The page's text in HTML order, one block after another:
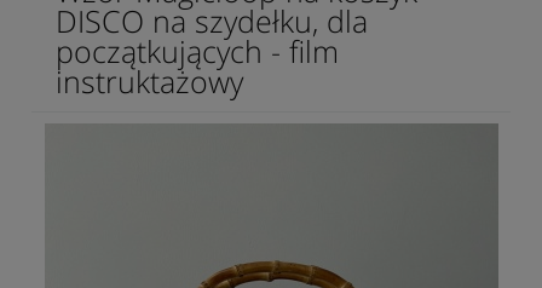
DISCO na szydełku, dla
początkujących - film
instruktażowy